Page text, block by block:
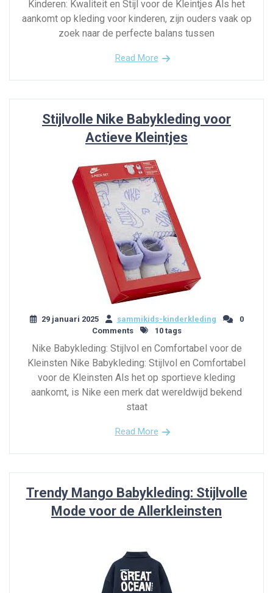
Kinderen: Kwaliteit en Stijl voor de Kleintjes Als het
aankomt op kleding voor kinderen, zijn ouders vaak op
zoek naar de perfecte balans tussen
Read More
Stijlvolle Nike Babykleding voor
Actieve Kleintjes
29 januari 2025 sammikids-kinderkleding
0
Comments
10 tags
Nike Babykleding: Stijlvol en Comfortabel voor de
Kleinsten Nike Babykleding: Stijlvol en Comfortabel
voor de Kleinsten Als het op sportieve kleding
aankomt, is Nike een merk dat wereldwijd bekend
staat
Read More
Trendy Mango Babykleding: Stijlvolle
Mode voor de Allerkleinsten